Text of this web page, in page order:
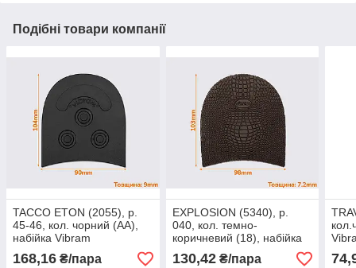
Подібні товари компанії
TACCO ETON (2055), р.
45-46, кол. чорний (АА),
набійка Vibram
168,16 ₴/пара
EXPLOSION (5340), р.
040, кол. темно-
коричневий (18), набійка
гумова Vibram
130,42₴/пара